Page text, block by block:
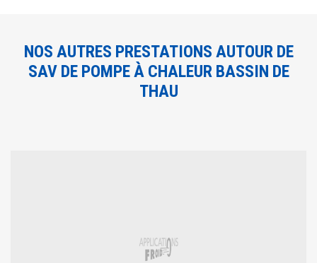
NOS AUTRES PRESTATIONS AUTOUR DE
SAV DE POMPE À CHALEUR BASSIN DE
THAU